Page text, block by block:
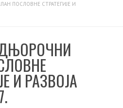
ПОСЛОВНЕ СТРАТЕГИЈЕ И
И РАЗВОЈА